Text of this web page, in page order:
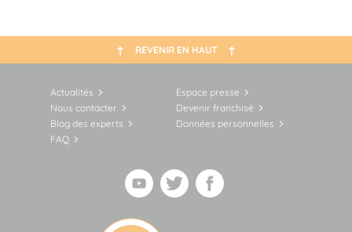
REVENIR EN HAUT
Actualités
Espace presse
Nous contacter
Devenir franchisé
Blog des experts
Données personnelles
FAQ